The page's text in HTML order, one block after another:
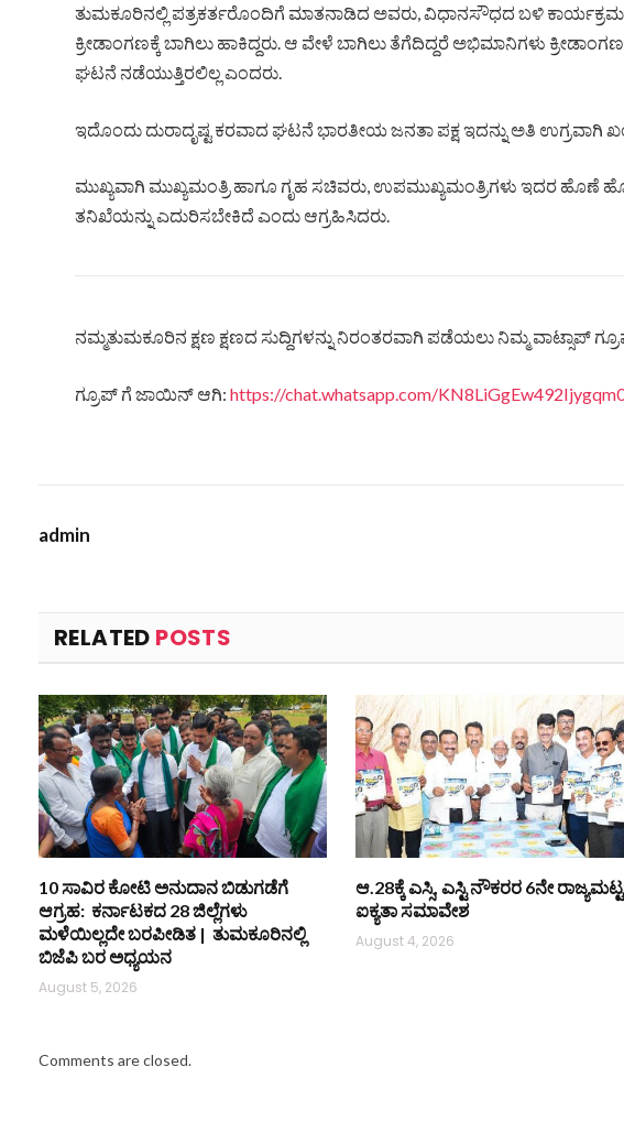
ತುಮಕೂರಿನಲ್ಲಿ ಪತ್ರಕರ್ತರೊಂದಿಗೆ ಮಾತನಾಡಿದ ಅವರು, ವಿಧಾನಸೌಧದ ಬಳಿ ಕಾರ್ಯಕ್ರಮ
ಕ್ರೀಡಾಂಗಣಕ್ಕೆ ಬಾಗಿಲು ಹಾಕಿದ್ದರು. ಆ ವೇಳೆ ಬಾಗಿಲು ತೆಗೆದಿದ್ದರೆ ಅಭಿಮಾನಿಗಳು
ಘಟನೆ ನಡೆಯುತ್ತಿರಲಿಲ್ಲ ಎಂದರು.
ಇದೊಂದು ದುರಾದೃಷ್ಟ ಕರವಾದ ಘಟನೆ ಭಾರತೀಯ ಜನತಾ ಪಕ್ಷ ಇದನ್ನು ಅತಿ ಉಗ್ರವಾಗಿ
ಮುಖ್ಯವಾಗಿ ಮುಖ್ಯಮಂತ್ರಿ ಹಾಗೂ ಗೃಹ ಸಚಿವರು, ಉಪಮುಖ್ಯಮಂತ್ರಿಗಳು ಇದರ ಹೊಣೆ
ತನಿಖೆಯನ್ನು ಎದುರಿಸಬೇಕಿದೆ ಎಂದು ಆಗ್ರಹಿಸಿದರು.
ನಮ್ಮತುಮಕೂರಿನ ಕ್ಷಣ ಕ್ಷಣದ ಸುದ್ದಿಗಳನ್ನು ನಿರಂತರವಾಗಿ ಪಡೆಯಲು ನಿಮ್ಮ ವಾಟ್ಸಾಪ್
ಗ್ರೂಪ್ ಗೆ ಜಾಯಿನ್ ಆಗಿ: https://chat.whatsapp.com/
admin
RELATED POSTS
10 ಸಾವಿರ ಕೋಟಿ ಅನುದಾನ ಬಿಡುಗಡೆಗೆ
ಆಗ್ರಹ: ಕರ್ನಾಟಕದ 28 ಜಿಲ್ಲೆಗಳು
ಮಳೆಯಿಲ್ಲದೇ ಬರಪೀಡಿತ | ತುಮಕೂರಿನಲ್ಲಿ
ಬಿಜೆಪಿ ಬರ ಅಧ್ಯಯನ
August 5, 2026
ಆ.28ಕ್ಕೆ ಎಸ್ಸಿ, ಎಸ್ಟಿ ನೌಕರರ 6ನೇ
ಐಕ್ಯತಾ ಸಮಾವೇಶ
August 4, 2026
Comments are closed.